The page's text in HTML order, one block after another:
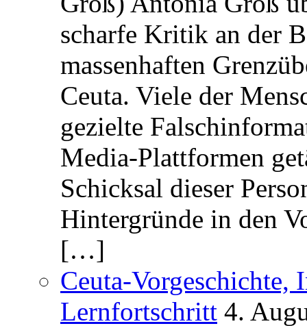
scharfe Kritik an der
massenhaften
Ceuta. Viele der
gezielte
Media-Plattformen
Schicksal dieser
Hintergründe in den
[…]
Ceuta-Vorgeschichte,
Lernfortschritt 4.